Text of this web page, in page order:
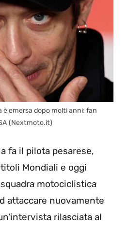
è emersa dopo molti anni: fan
(Nextmoto.it)
fa il pilota pesarese,
Mondiali e oggi
motociclistica
attaccare nuovamente
rilasciata al